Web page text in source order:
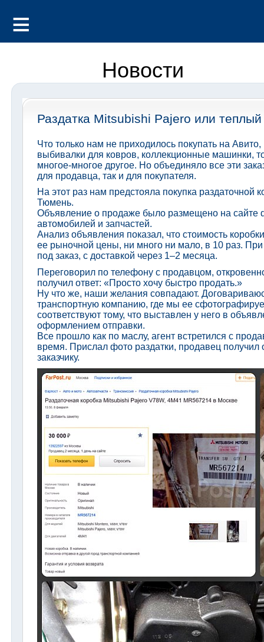
Новости
Раздатка Mitsubishi Pajero или
Что только нам не приходилось покупать на
выбивалки для ковров, коллекционные машинки,
многое-многое другое. Но объединяло все эти
для продавца, так и для покупателя.
На этот раз нам предстояла покупка
Тюмень.
Объявление о продаже было размещено на сайте
автомобилей и запчастей.
Анализ объявления показал, что стоимость
ее рыночной цены, ни много ни мало, в 10 раз. При
под заказ, с доставкой через 1–2 месяца.
Переговорил по телефону с продавцом,
получил ответ: «Просто хочу быстро продать.»
Ну что же, наши желания совпадают.
транспортную компанию, где мы ее
соответствуют тому, что выставлен у него в
оформлением отправки.
Все прошло как по маслу, агент встретился с
время. Прислал фото раздатки, продавец получил
заказчику.